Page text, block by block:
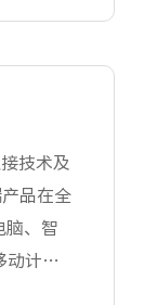
设有
技术及
品在全
脑、智
动计算
产品更